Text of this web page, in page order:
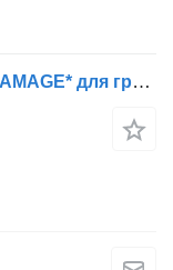
КПП DAF GEARBOX 12A2130 TD *DAMAGE* для грузовика